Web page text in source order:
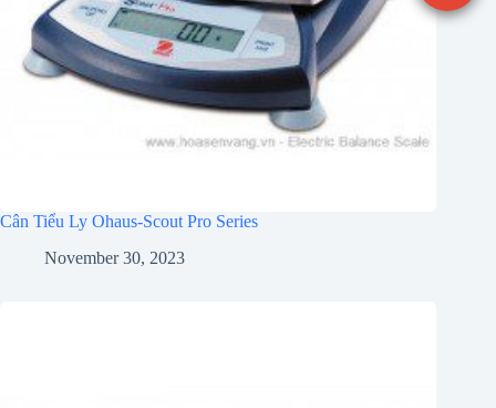
Cân Tiểu Ly Ohaus-Scout Pro Series
November 30, 2023